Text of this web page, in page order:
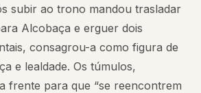
subir ao trono mandou trasladar
Alcobaça e erguer dois
consagrou-a como figura de
e lealdade. Os túmulos,
frente para que “se reencontrem